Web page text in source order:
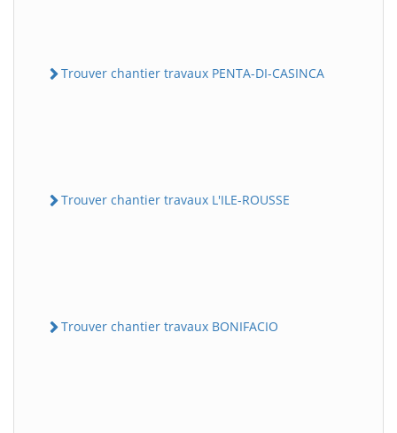
Trouver chantier travaux PENTA-DI-CASINCA
Trouver chantier travaux L'ILE-ROUSSE
Trouver chantier travaux BONIFACIO